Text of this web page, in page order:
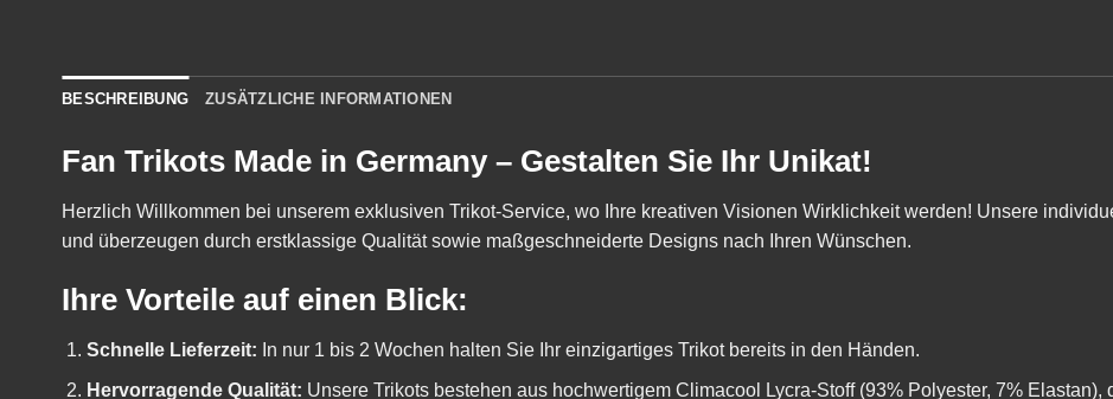
BESCHREIBUNG ZUSÄTZLICHE INFORMATIONEN
Fan Trikots Made in Germany – Gestalten Sie Ihr Unikat!
Herzlich Willkommen bei unserem exklusiven Trikot-Service, wo Ihre kreativen Visionen Wirklichkeit werden! Unsere
und überzeugen durch erstklassige Qualität sowie maßgeschneiderte Designs nach Ihren Wünschen.
Ihre Vorteile auf einen Blick:
Schnelle Lieferzeit: In nur 1 bis 2 Wochen halten Sie Ihr einzigartiges Trikot bereits in den Händen.
Hervorragende Qualität: Unsere Trikots bestehen aus hochwertigem Climacool Lycra-Stoff (93% Polyester, 7% Elastan),